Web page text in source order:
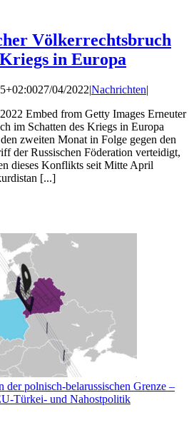
Völkerrechtsbruch
in Europa
27/04/2022|Nachrichten|
Embed from Getty Images Erneuter
im Schatten des Kriegs in Europa
zweiten Monat in Folge gegen den
der Russischen Föderation verteidigt,
dieses Konflikts seit Mitte April
[...]
der polnisch-belarussischen Grenze –
Türkei- und Nahostpolitik